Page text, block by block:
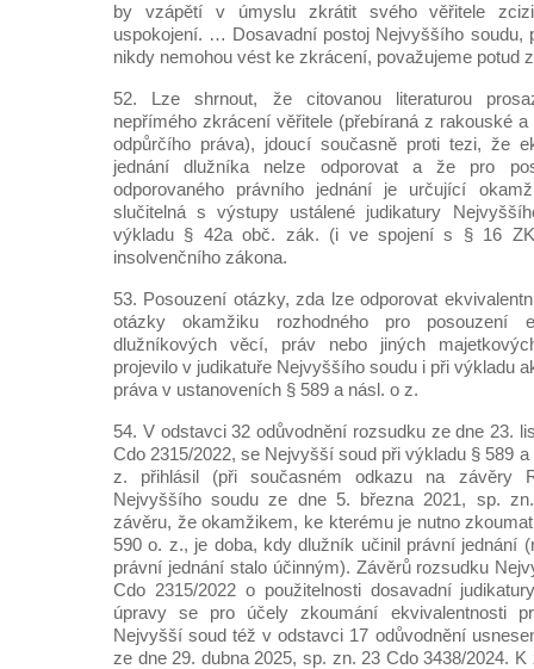
by vzápětí v úmyslu zkrátit svého věřitele
uspokojení. … Dosavadní postoj Nejvyššího soudu,
nikdy nemohou vést ke zkrácení, považujeme potud
52. Lze shrnout, že citovanou literaturou
nepřímého zkrácení věřitele (přebíraná z rakouské
odpůrčího práva), jdoucí současně proti tezi, že
jednání dlužníka nelze odporovat a že pro
odporovaného právního jednání je určující
slučitelná s výstupy ustálené judikatury
výkladu § 42a obč. zák. (i ve spojení s § 16
insolvenčního zákona.
53. Posouzení otázky, zda lze odporovat
otázky okamžiku rozhodného pro posouzení
dlužníkových věcí, práv nebo jiných
projevilo v judikatuře Nejvyššího soudu i při výkladu
práva v ustanoveních § 589 a násl. o z.
54. V odstavci 32 odůvodnění rozsudku ze dne 23.
Cdo 2315/2022, se Nejvyšší soud při výkladu § 589
z. přihlásil (při současném odkazu na závěry
Nejvyššího soudu ze dne 5. března 2021, sp.
závěru, že okamžikem, ke kterému je nutno
590 o. z., je doba, kdy dlužník učinil právní jednání
právní jednání stalo účinným). Závěrů rozsudku
Cdo 2315/2022 o použitelnosti dosavadní
úpravy se pro účely zkoumání ekvivalentnosti
Nejvyšší soud též v odstavci 17 odůvodnění
ze dne 29. dubna 2025, sp. zn. 23 Cdo 3438/2024.